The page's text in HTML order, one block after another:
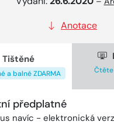
Anotace
Tištěné
a balné ZDARMA
předplatné
navíc - elektronická